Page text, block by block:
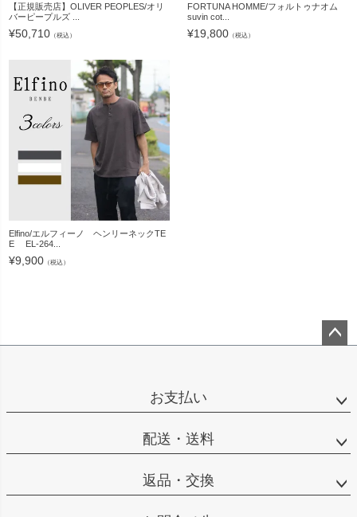
【正規販売店】OLIVER PEOPLES/オリ
バーピープルズ ...
¥50,710 （税込）
FORTUNA HOMME/フォルトゥナオム
suvin cot...
¥19,800 （税込）
Elfino/エルフィーノ ヘンリーネックTE
E EL-264...
¥9,900 （税込）
お支払い
配送・送料
返品・交換